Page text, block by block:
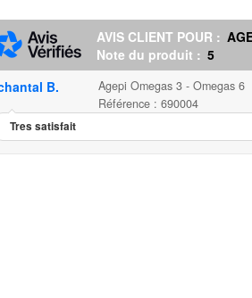
AVIS CLIENT POUR :
Note du produit : 5
B.
Agepi Omegas 3 - Omegas 6
Référence : 690004
Tres satisfait